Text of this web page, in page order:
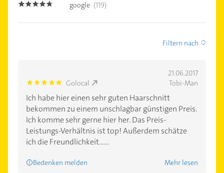
4.6 google (119)
Filtern nach
21.06.2017
5.0 Golocal Tobi-Man
Ich habe hier einen sehr guten Haarschnitt
bekommen zu einem unschlagbar günstigen Preis.
Ich komme sehr gerne hier her. Das Preis-
Leistungs-Verhältnis ist top! Außerdem schätze
ich die Freundlichkeit......
Bedenken melden Mehr lesen